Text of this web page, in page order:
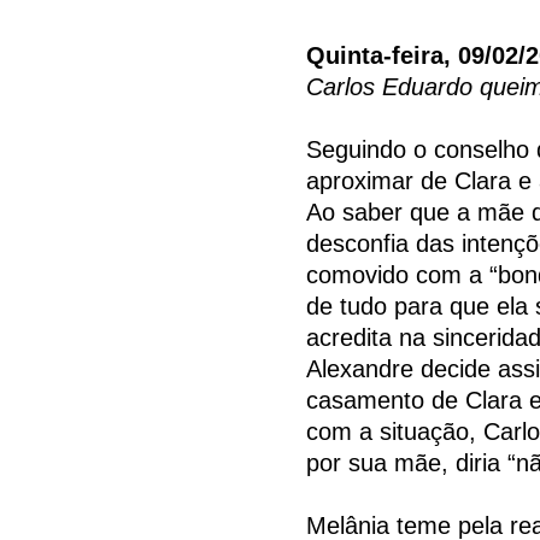
Quinta-feira, 09/02/
Carlos Eduardo
Seguindo o
aproximar de Clara
Ao saber que a mãe
desconfia das
comovido com a
de tudo para que ela
acredita na
Alexandre decide
casamento de Clara
com a situação,
por sua mãe, diria
Melânia teme pela